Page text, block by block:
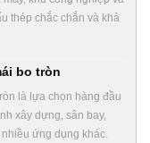
thép chắc chắn và khả
bo tròn
là lựa chọn hàng đầu
xây dựng, sân bay,
ứng dụng khác.